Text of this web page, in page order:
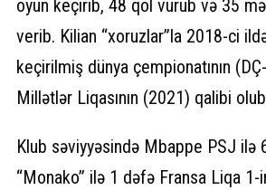
oyun keçirib, 48 qol vurub və 35
verib. Kilian “xoruzlar”la 2018-ci
keçirilmiş dünya çempionatının
Millətlər Liqasının (2021) qalibi
Klub səviyyəsində Mbappe PSJ ilə
“Monako” ilə 1 dəfə Fransa Liqa